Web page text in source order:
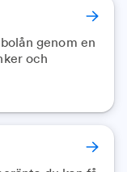
genom en
och